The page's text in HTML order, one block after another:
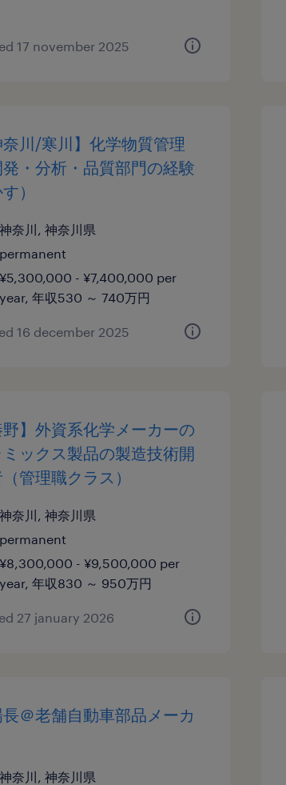
17 november 2025
奈川/寒川】化学物質管理
発・分析・品質部門の経験
）
神奈川, 神奈川県
permanent
¥5,300,000 - ¥7,400,000 per
year, 年収530 ～ 740万円
16 december 2025
野】外資系化学メーカーの
ックス製品の製造技術開
管理職クラス）
神奈川, 神奈川県
permanent
¥8,300,000 - ¥9,500,000 per
year, 年収830 ～ 950万円
27 january 2026
＠老舗自動車部品メーカ
神奈川, 神奈川県